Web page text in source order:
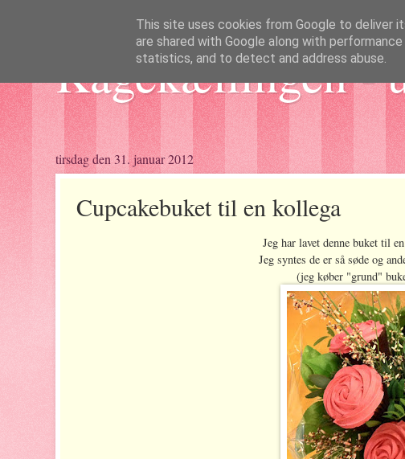
Kagekællingen -
tirsdag den 31. januar 2012
Cupcakebuket til en kollega
Jeg har lavet denne buket til
Jeg syntes de er så søde og
(jeg køber "grund"
This site uses cookies from Google to deliver
are shared with Google along with
statistics, and to detect and address abuse.